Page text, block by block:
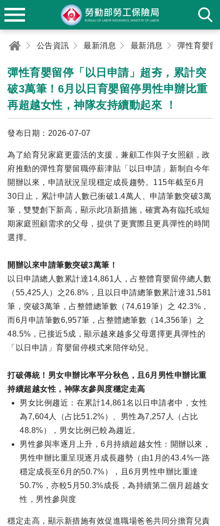
公告資訊 最新消息 最新消息
彈性育嬰留停「以日申請」超夯，累計突
破3萬筆！6月以日育嬰留停男性申辦比重
再超越女性，神隊友持續動起來 ！
發布日期：2026-07-07
為了給育兒家庭更靈活的支援，兼顧工作與子女照顧，政
府推動的彈性育嬰留職停薪津貼「以日申請」新制自今年
開辦以來，申請狀況呈現穩定成長趨勢。115年截至6月
30日止，累計申請人數已衝破1.4萬人、申請筆數突破3萬
筆，雙雙創下新高，顯示此項新措施，確實為有臨托或短
期家庭照顧需求的父母，提供了更實際且更具彈性的時間
選擇。
開辦以來申請筆數突破3萬筆！
以日申請總人數累計達14,861人，占整體育嬰留停總人數
（55,425人）之26.8%，且以日申請總筆數累計達31,581
筆，突破3萬筆，占整體總筆數（74,619筆）之 42.3%，
而6月申請筆數6,957筆，占整體總筆數（14,356筆）之
48.5%，已接近5成，顯示越來越多父母選擇更具彈性的
「以日申請」育嬰留停模式來陪伴幼兒。
打破傳統！男女申辦比率平分秋色，且6月男性申辦比重
持續超越女性，神隊友參與度穩定走高
男女比例趨近：在累計14,861名以日申請者中，女性
為7,604人（占比51.2%）、男性為7,257人（占比
48.8%），男女比例已較為趨近。
男性參與率逐月上升，6月持續超越女性：開辦以來，
男性申辦比重呈現逐月成長趨勢（由1月的43.4%一路
穩定成長至6月的50.7%），且6月男性申辦比重達
50.7%，亦較5月50.3%成長，為持續第二個月超越女
性，男性參與度
穩定走高，顯示新措施有效促進職場爸爸共同分擔育兒責